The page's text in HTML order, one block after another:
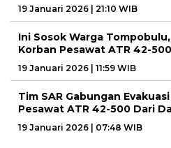
19 Januari 2026 | 21:10 WIB
Ini Sosok Warga
Korban Pesawat ATR 42-500
19 Januari 2026 | 11:59 WIB
Tim SAR Gabungan
Pesawat ATR 42-500 Dari
19 Januari 2026 | 07:48 WIB